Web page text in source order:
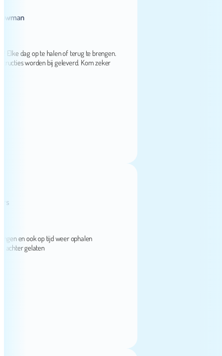
dag op te halen of terug te brengen.
worden bij geleverd. Kom zeker
en ook op tijd weer ophalen
gelaten